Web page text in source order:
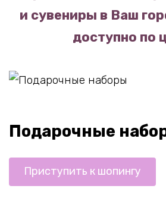
и сувениры в Ваш
доступно по
Подарочные
Приступить к шопингу